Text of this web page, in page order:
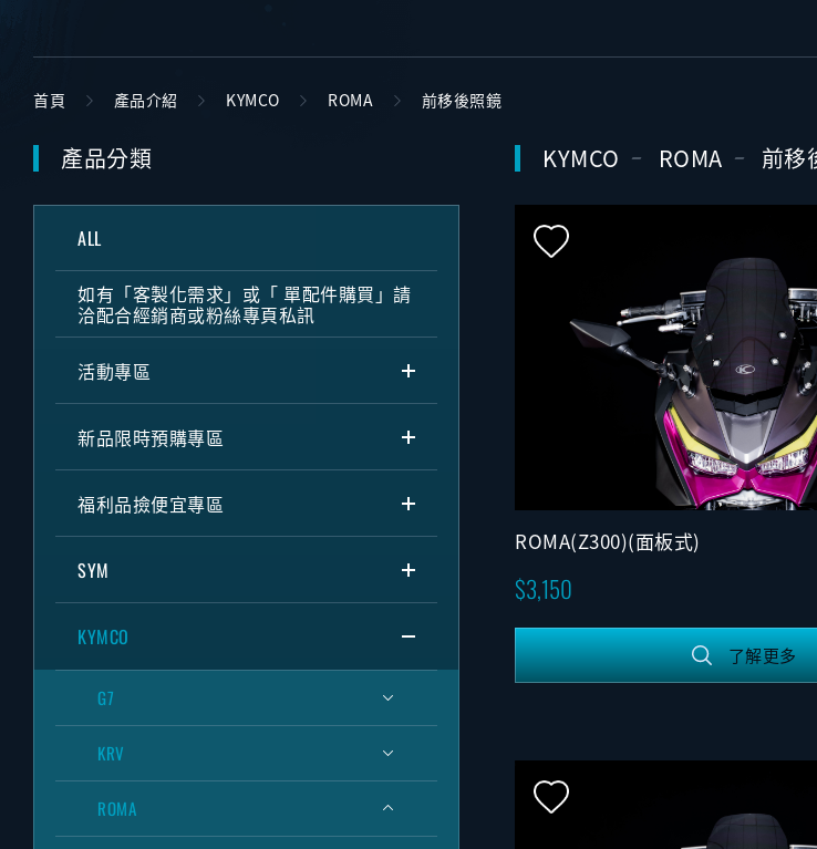
首頁 產品介紹 KYMCO ROMA 前移後照鏡
產品分類
ALL
如有「客製化需求」或「 單配件購買」請
洽配合經銷商或粉絲專頁私訊
活動專區
新品限時預購專區
福利品撿便宜專區
SYM
KYMCO
G7
KRV
ROMA
KYMCO ROMA 前移
ROMA(Z300)(面板式)
3,150
了解更多